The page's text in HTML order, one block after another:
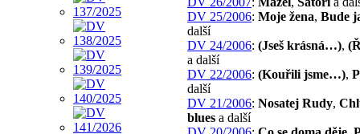
DV 25/2006: Moje žena, Bude
další
DV 24/2006: (Jseš krásná…),
a další
DV 22/2006: (Kouřili jsme…),
další
DV 21/2006: Nosatej Rudy,
blues a další